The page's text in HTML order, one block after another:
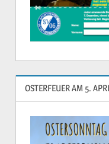
OSTERFEUER AM 5.